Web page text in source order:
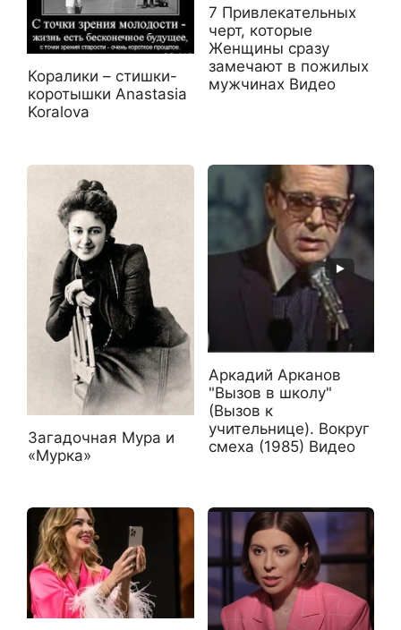
Коралики – стишки-
коротышки Anastasia
Koralova
7 Привлекательных
черт, которые
Женщины сразу
замечают в пожилых
мужчинах Видео
Загадочная Мура и
«Мурка»
Аркадий Арканов
"Вызов в школу"
(Вызов к
учительнице). Вокруг
смеха (1985) Видео